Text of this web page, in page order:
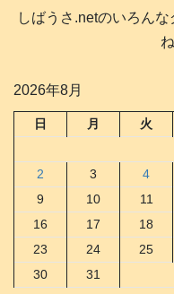
しばうさ.netのいろん
2026年8月
日 月 火
2
3 4
9
10 11
16
17 18
23
24 25
30
31